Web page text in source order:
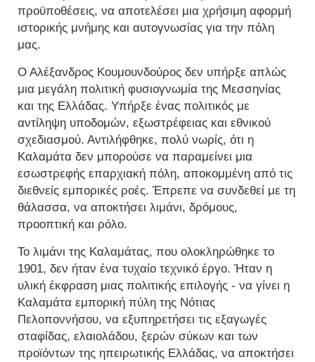
προϋποθέσεις, να αποτελέσει μια χρήσιμη αφορμή
ιστορικής μνήμης και αυτογνωσίας για την πόλη
μας.
Ο Αλέξανδρος Κουμουνδούρος δεν υπήρξε απλώς
μια μεγάλη πολιτική φυσιογνωμία της Μεσσηνίας
και της Ελλάδας. Υπήρξε ένας πολιτικός με
αντίληψη υποδομών, εξωστρέφειας και εθνικού
σχεδιασμού. Αντιλήφθηκε, πολύ νωρίς, ότι η
Καλαμάτα δεν μπορούσε να παραμείνει μια
εσωστρεφής επαρχιακή πόλη, αποκομμένη από τις
διεθνείς εμπορικές ροές. Έπρεπε να συνδεθεί με τη
θάλασσα, να αποκτήσει λιμάνι, δρόμους,
προοπτική και ρόλο.
Το λιμάνι της Καλαμάτας, που ολοκληρώθηκε το
1901, δεν ήταν ένα τυχαίο τεχνικό έργο. Ήταν η
υλική έκφραση μιας πολιτικής επιλογής - να γίνει η
Καλαμάτα εμπορική πύλη της Νότιας
Πελοποννήσου, να εξυπηρετήσει τις εξαγωγές
σταφίδας, ελαιολάδου, ξερών σύκων και των
προϊόντων της ηπειρωτικής Ελλάδας, να αποκτήσει